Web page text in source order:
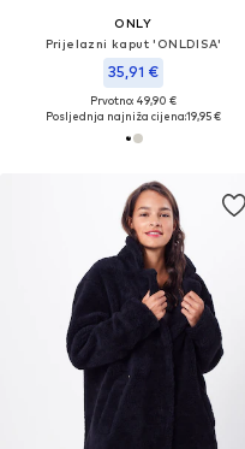
ONLY
Prijelazni kaput 'ONLDISA'
35,91 €
Prvotno: 49,90 €
Posljednja najniža cijena:19,95 €